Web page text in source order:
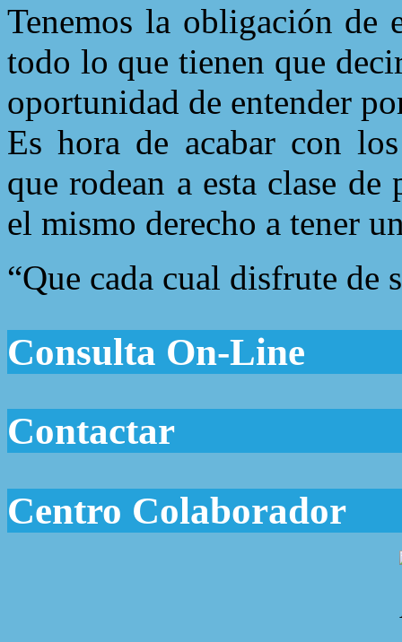
Tenemos la obligación de
todo lo que tienen que
oportunidad de entender
Es hora de acabar con
que rodean a esta clase
el mismo derecho a tener
“Que cada cual disfrute de
Consulta On-Line
Contactar
Centro Colaborador